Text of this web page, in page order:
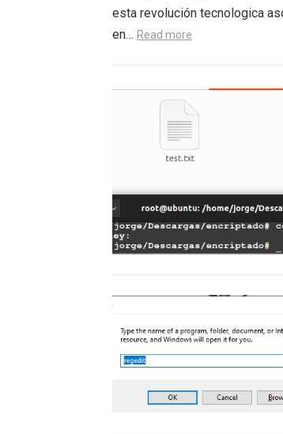
esta revolución tecnologica
en… Read more